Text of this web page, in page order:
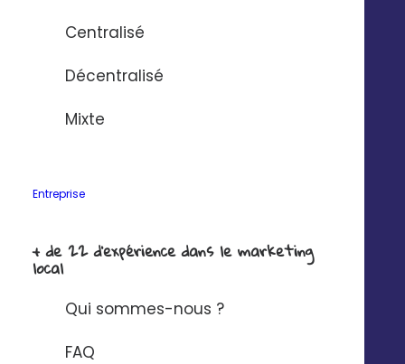
Centralisé
Décentralisé
Mixte
Entreprise
+ de 22 d'expérience dans le marketing
local
Qui sommes-nous ?
FAQ